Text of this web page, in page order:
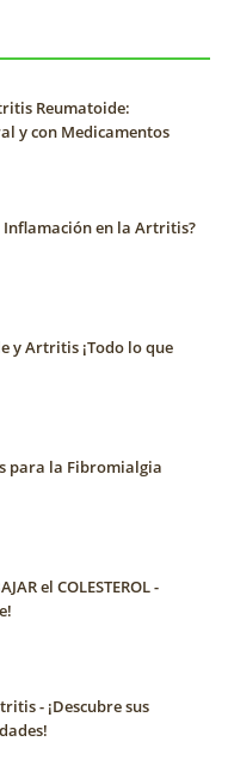
Reumatoide:
y con Medicamentos
en la Artritis?
y Artritis ¡Todo lo que
para la Fibromialgia
el COLESTEROL -
- ¡Descubre sus